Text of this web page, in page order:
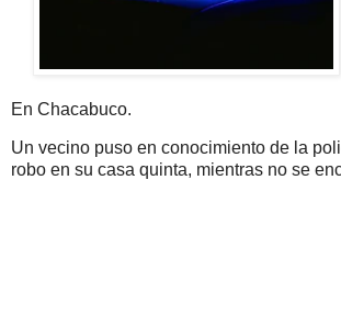
En Chacabuco.
Un vecino puso en conocimiento de la
robo en su casa quinta, mientras no se